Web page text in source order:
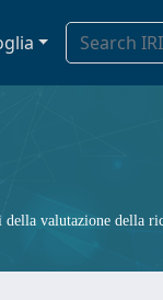
valutazione della